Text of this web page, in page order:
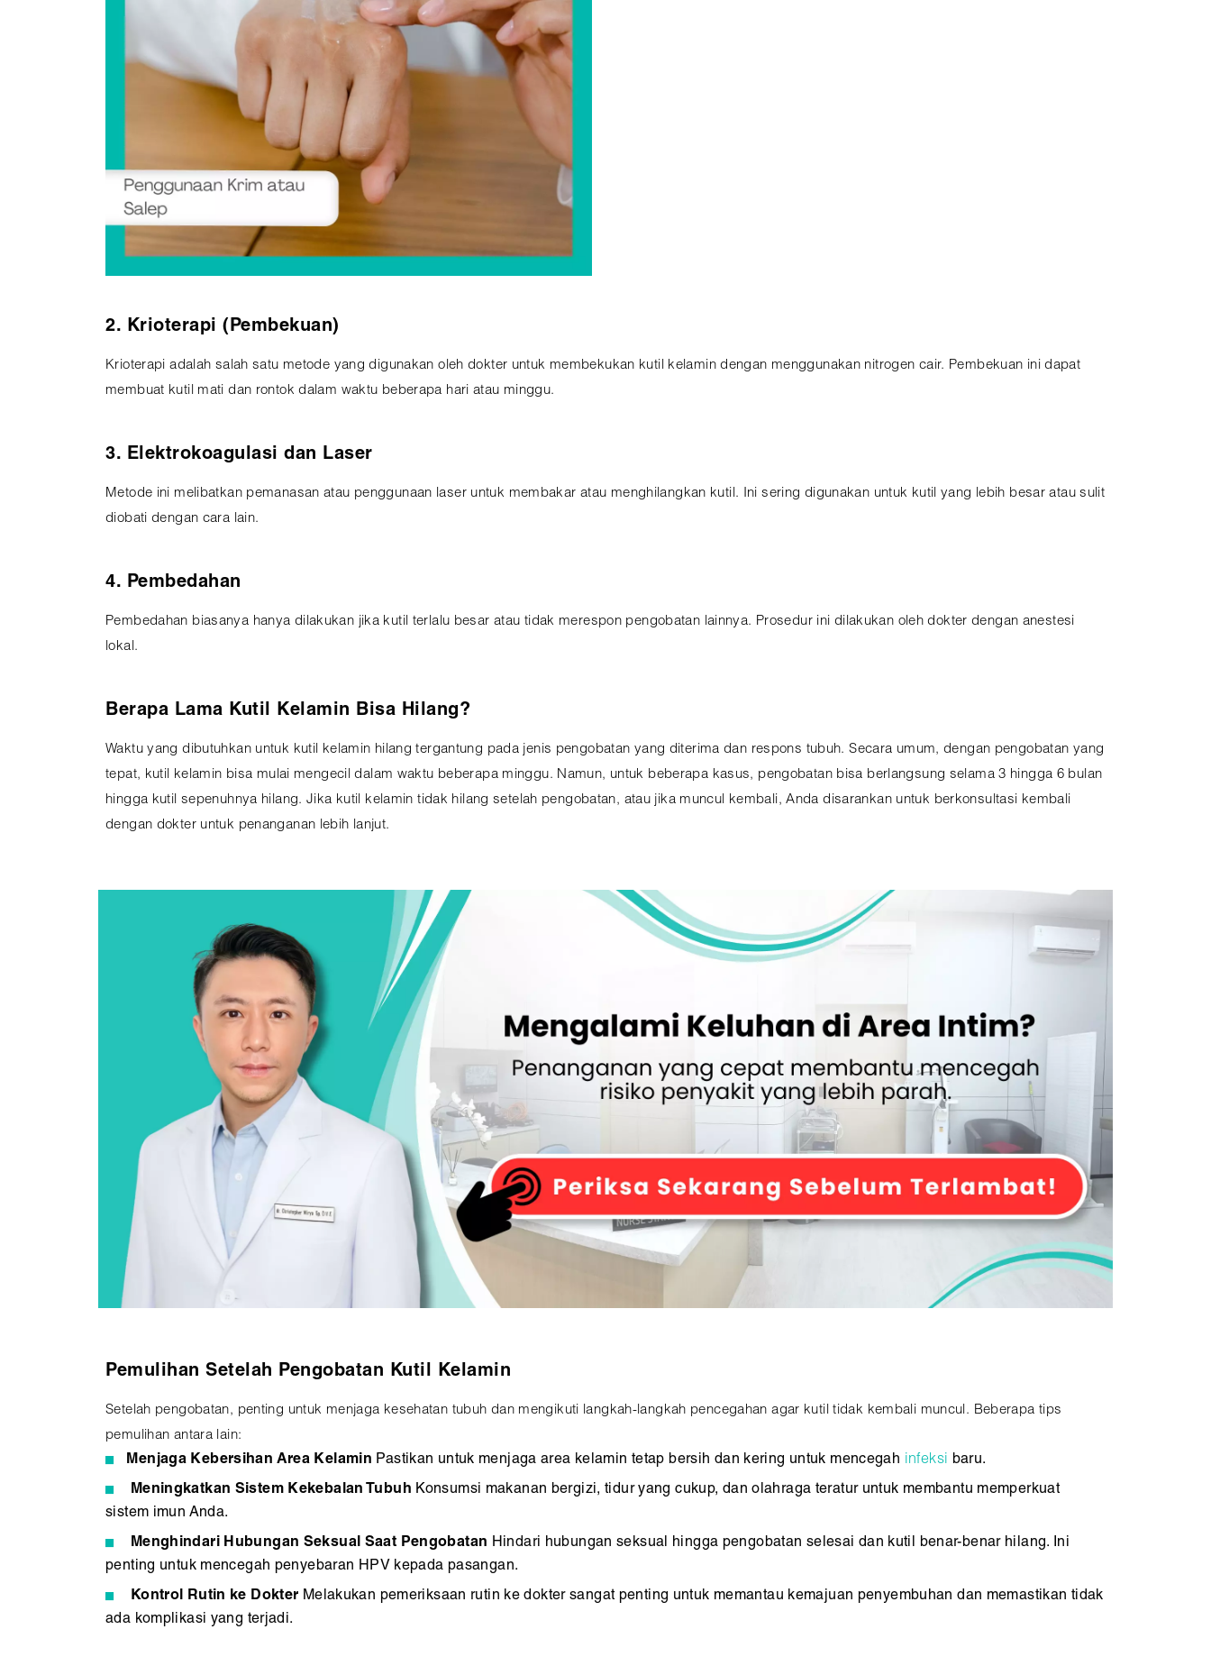
2. Krioterapi (Pembekuan)
Krioterapi adalah salah satu metode yang digunakan oleh dokter untuk membekukan kutil kelamin dengan menggunakan nitrogen cair. Pembekuan ini dapat
membuat kutil mati dan rontok dalam waktu beberapa hari atau minggu.
3. Elektrokoagulasi dan Laser
Metode ini melibatkan pemanasan atau penggunaan laser untuk membakar atau menghilangkan kutil. Ini sering digunakan untuk kutil yang lebih besar atau sulit
diobati dengan cara lain.
4. Pembedahan
Pembedahan biasanya hanya dilakukan jika kutil terlalu besar atau tidak merespon pengobatan lainnya. Prosedur ini dilakukan oleh dokter dengan anestesi
lokal.
Berapa Lama Kutil Kelamin Bisa Hilang?
Waktu yang dibutuhkan untuk kutil kelamin hilang tergantung pada jenis pengobatan yang diterima dan respons tubuh. Secara umum, dengan pengobatan yang
tepat, kutil kelamin bisa mulai mengecil dalam waktu beberapa minggu. Namun, untuk beberapa kasus, pengobatan bisa berlangsung selama 3 hingga 6 bulan
hingga kutil sepenuhnya hilang. Jika kutil kelamin tidak hilang setelah pengobatan, atau jika muncul kembali, Anda disarankan untuk berkonsultasi kembali
dengan dokter untuk penanganan lebih lanjut.
Pemulihan Setelah Pengobatan Kutil Kelamin
Setelah pengobatan, penting untuk menjaga kesehatan tubuh dan mengikuti langkah-langkah pencegahan agar kutil tidak kembali muncul. Beberapa tips
pemulihan antara lain:
Menjaga Kebersihan Area Kelamin Pastikan untuk menjaga area kelamin tetap bersih dan kering untuk mencegah infeksi baru.
Meningkatkan Sistem Kekebalan Tubuh Konsumsi makanan bergizi, tidur yang cukup, dan olahraga teratur untuk membantu memperkuat
sistem imun Anda.
Menghindari Hubungan Seksual Saat Pengobatan Hindari hubungan seksual hingga pengobatan selesai dan kutil benar-benar hilang. Ini
penting untuk mencegah penyebaran HPV kepada pasangan.
Kontrol Rutin ke Dokter Melakukan pemeriksaan rutin ke dokter sangat penting untuk memantau kemajuan penyembuhan dan memastikan tidak
ada komplikasi yang terjadi.